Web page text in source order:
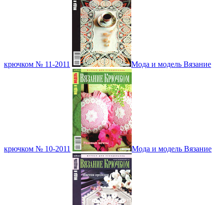
крючком № 11-2011 Мода и модель Вязание
крючком № 10-2011 Мода и модель Вязание